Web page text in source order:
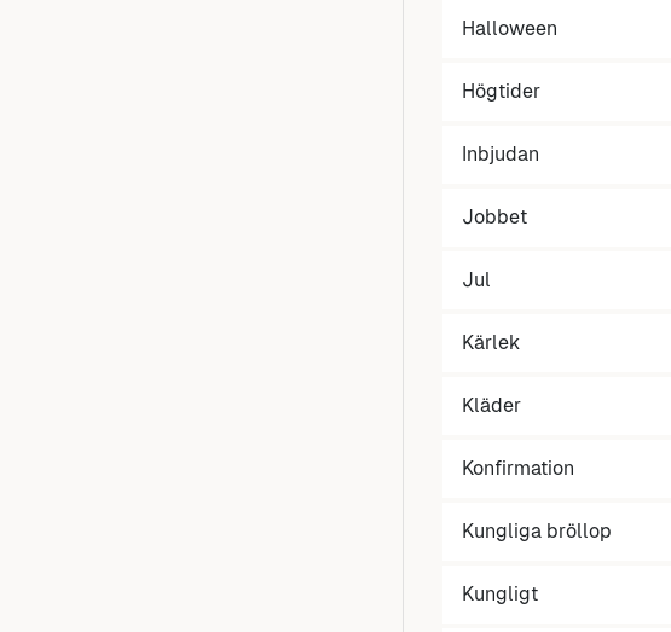
Halloween
Högtider
Inbjudan
Jobbet
Jul
Kärlek
Kläder
Konfirmation
Kungliga bröllop
Kungligt